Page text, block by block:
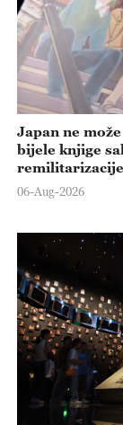
Japan ne
bijele knjige
remilitarizacije
06-Aug-2026